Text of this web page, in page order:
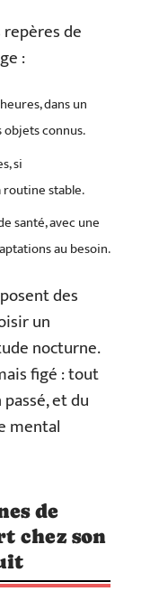
de
:
dans un
objets connus.
si
stable.
santé, avec une
au besoin.
des
un
nocturne.
figé : tout
et du
mental
de
chez son